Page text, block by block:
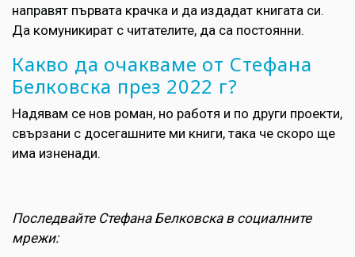
направят първата крачка и да издадат книгата си.
Да комуникират с читателите, да са постоянни.
Какво да очакваме от Стефана
Белковска през 2022 г?
Надявам се нов роман, но работя и по други проекти,
свързани с досегашните ми книги, така че скоро ще
има изненади.
Последвайте Стефана Белковска в социалните
мрежи: